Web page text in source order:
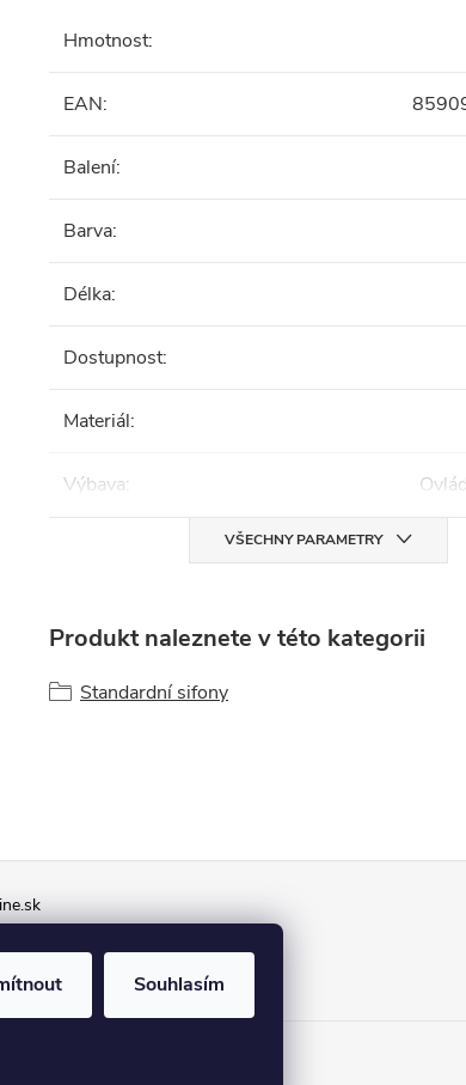
Souhlasím
Hmotnost:
EAN:
Balení:
Barva:
Délka:
Dostupnost:
Materiál:
Výbava:
VŠECHNY PARAMETRY
Produkt naleznete v této kategorii
Standardní sifony